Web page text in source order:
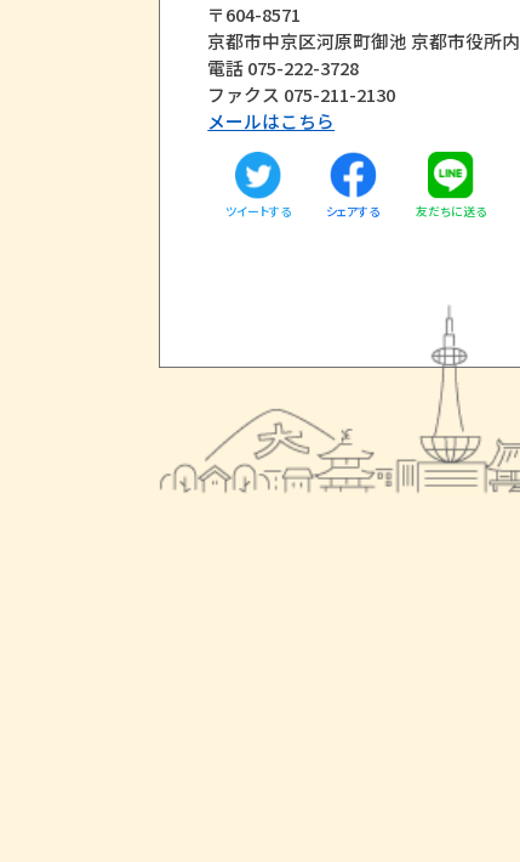
〒604-8571
京都市中京区河原町御池 京都市役所内
電話 075-222-3728
ファクス 075-211-2130
メールはこちら
ツイートする シェアする 友だちに送る